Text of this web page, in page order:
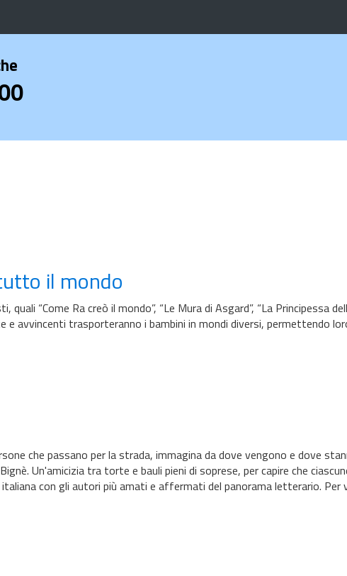
il mondo
“Come Ra creò il mondo”, “Le Mura di Asgard”, “La Principessa
avvincenti trasporteranno i bambini in mondi diversi, permettendo
che passano per la strada, immagina da dove vengono e dove
Un'amicizia tra torte e bauli pieni di soprese, per capire che
con gli autori più amati e affermati del panorama letterario.